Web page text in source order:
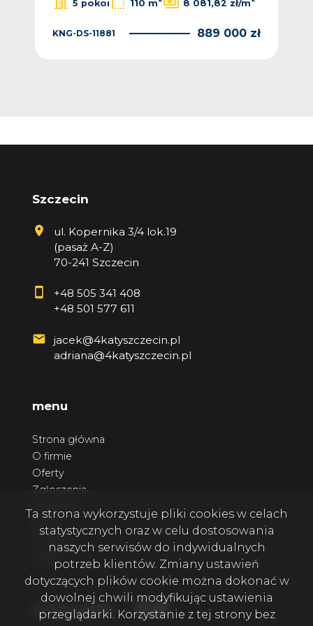
5 pokoi
110 m 8 081,82 zł/m
KNG-DS-11881 889 000 zł
Szczecin
ul. Kopernika 3/4 lok.19
(pasaż A-Z)
70-241 Szczecin
+48 505 341 408
+48 501 577 611
jacek@4katyszczecin.pl
adriana@4katyszczecin.pl
menu
Strona główna
O firmie
Oferty
Zgłoszenia
Kontakt
social media Facebook
Facebook
Facebook
Ta strona wykorzystuje pliki cookies w celach
statystycznych oraz w celu dostosowania
naszych serwisów do indywidualnych
potrzeb klientów. Zmiany ustawień
dotyczących plików cookie można dokonać w
dowolnej chwili modyfikując ustawienia
przeglądarki. Korzystanie z tej strony bez